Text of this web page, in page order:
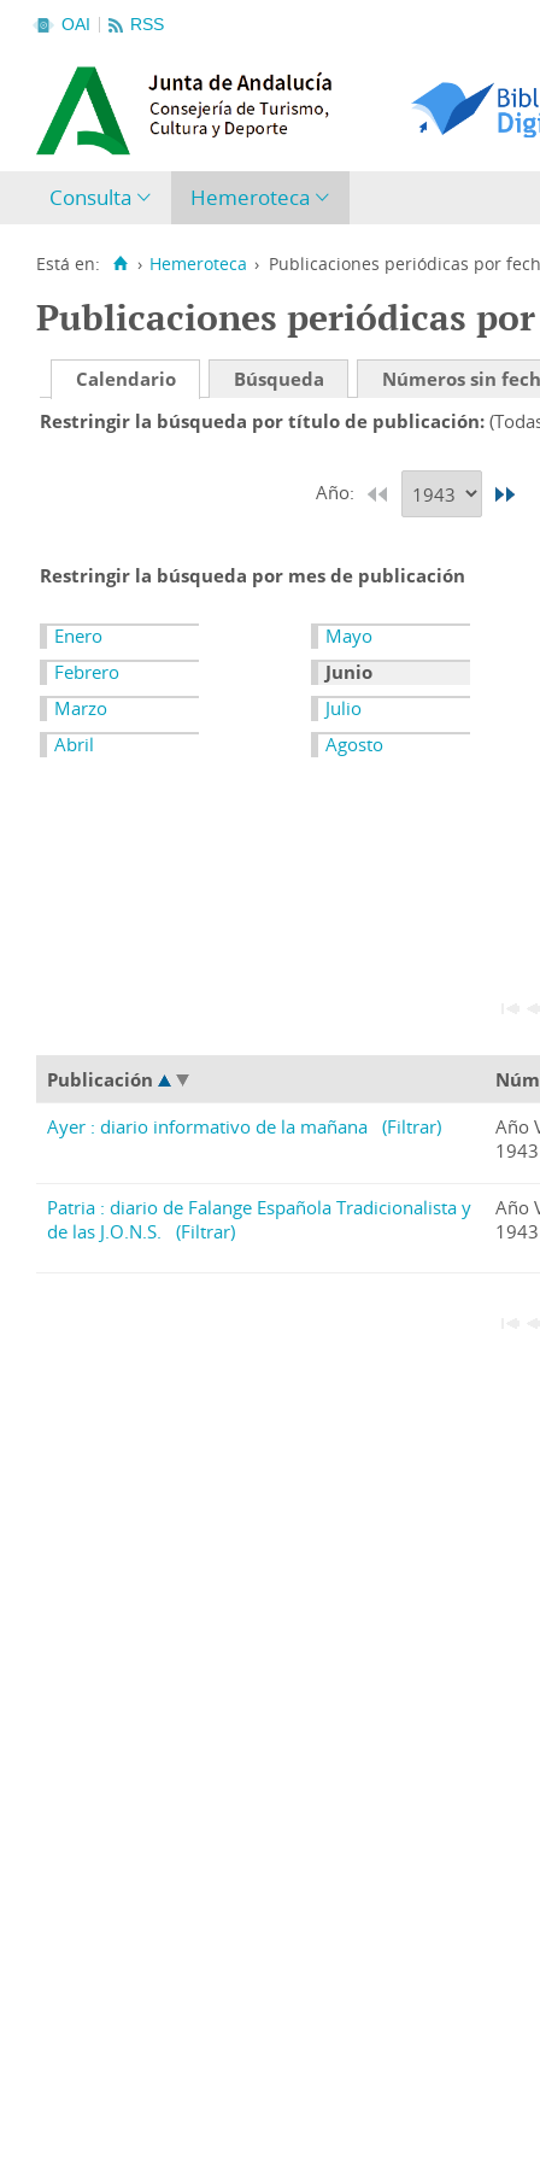
OAI RSS
Consulta Hemeroteca
Está en: › Hemeroteca › Publicaciones periódicas por
Publicaciones periódicas
Calendario Búsqueda
Números sin
Restringir la búsqueda por título de publicación
Año:
Restringir la búsqueda por mes de publicación
Enero
Febrero
Marzo
Abril
Mayo
Junio
Julio
Agosto
Publicación
Ayer : diario informativo de la mañana (Filtrar)
Año
Patria : diario de Falange Española Tradicionalista y
de las J.O.N.S.
(Filtrar)
Año